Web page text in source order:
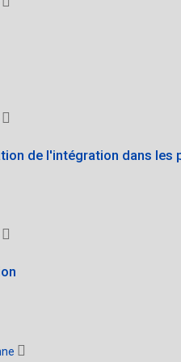
de l'intégration dans les